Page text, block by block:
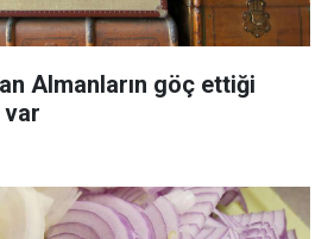
Almanların göç ettiği
var